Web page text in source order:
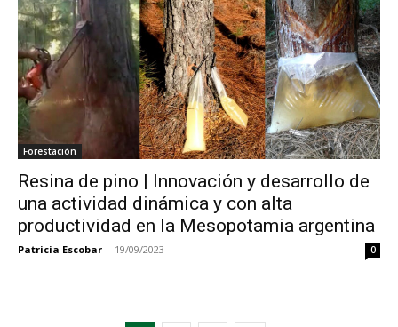
Forestación
Resina de pino | Innovación y desarrollo de
una actividad dinámica y con alta
productividad en la Mesopotamia argentina
Patricia Escobar - 19/09/2023 0